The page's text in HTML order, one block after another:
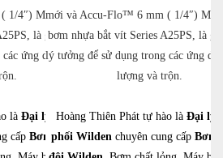
1/4″) Model Máy
là giải pháp
ứng dụng định
là Đại lý phân
cấp Bơm màng
mới và Accu-Flo™ 6 mm ( 1/4″)
bơm nhựa bắt vít Series A25PS, là
lý tưởng để sử dụng trong các ứng
lượng và trộn.
Hoàng Thiên Phát tự hào là Đại lý
phối Wildenchuyên cung cấp Bơm